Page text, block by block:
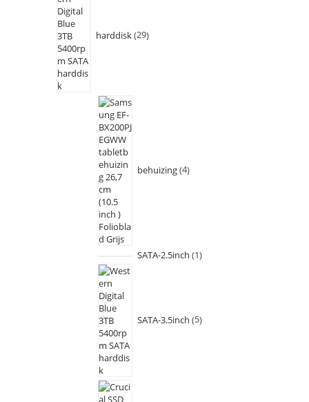
harddisk 29
behuizing 4
SATA-2.5inch 1
SATA-3.5inch 5